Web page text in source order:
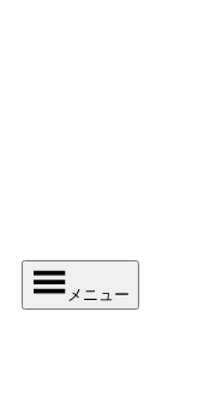
メニュー